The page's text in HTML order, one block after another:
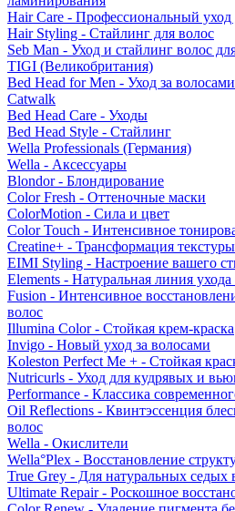
Hair Care - Профессиональный уход
Hair Styling - Стайлинг для волос
Seb Man - Уход и стайлинг волос
TIGI (Великобритания)
Bed Head for Men - Уход за
Catwalk
Bed Head Care - Уходы
Bed Head Style - Стайлинг
Wella Professionals (Германия)
Wella - Аксессуары
Blondor - Блондирование
Color Fresh - Оттеночные маски
ColorMotion - Сила и цвет
Color Touch - Интенсивное
Creatine+ - Трансформация текстуры
EIMI Styling - Настроение вашего
Elements - Натуральная линия ухода
Fusion - Интенсивное
волос
Illumina Color - Стойкая крем-краска
Invigo - Новый уход за волосами
Koleston Perfect Me + - Стойкая
Nutricurls - Уход для кудрявых и
Performance - Классика
Oil Reflections - Квинтэссенция
волос
Wella - Окислители
Wella°Plex - Восстановление
True Grey - Для натуральных седых
Ultimate Repair - Роскошное